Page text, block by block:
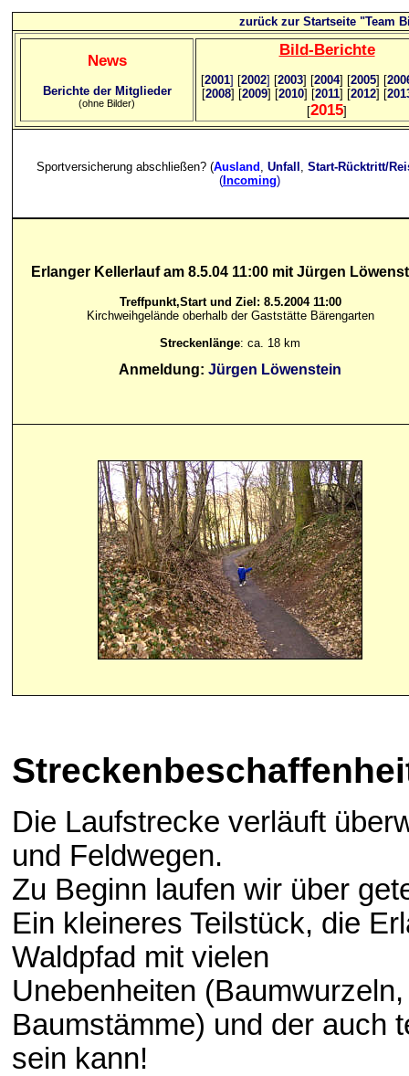
zurück zur Startseite "Team
News
Berichte der Mitglieder
(ohne Bilder)
Bild-Berichte
[2001] [2002] [2003] [2004] [2005] [
[2008] [2009] [2010] [2011] [2012] [
[2015]
Sportversicherung abschließen? (Ausland , Unfall , Start-Rücktritt/
( Incoming)
Erlanger Kellerlauf am 8.5.04 11:00 mit Jürgen
Treffpunkt,Start und Ziel: 8.5.2004 11:00
Kirchweihgelände oberhalb der Gaststätte Bärengarten
Streckenlänge: ca. 18 km
Anmeldung: Jürgen Löwenstein
Die Laufstrecke verläuft
und Feldwegen.
Zu Beginn laufen wir über
Ein kleineres Teilstück, die
Waldpfad mit vielen
Unebenheiten
Baumstämme) und der auch
sein kann!